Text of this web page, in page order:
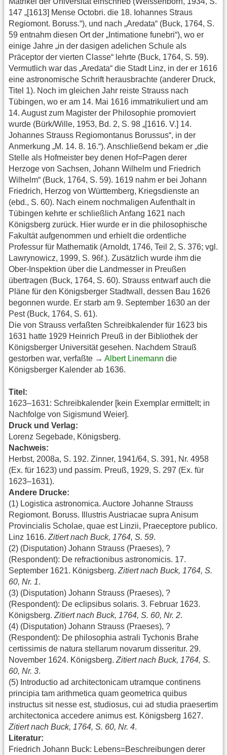
147 „[1613] Mense Octobri. die 18. Iohannes Straus
Regiomont. Boruss.“), und nach „Aredata“ (Buck, 1764, S.
59 entnahm diesen Ort der „Intimatione funebri“), wo er
einige Jahre „in der dasigen adelichen Schule als
Präceptor der vierten Classe“ lehrte (Buck, 1764, S. 59).
Vermutlich war das „Aredata“ die Stadt Linz, in der er 1616
eine astronomische Schrift herausbrachte (anderer Druck,
Titel 1). Noch im gleichen Jahr reiste Strauss nach
Tübingen, wo er am 14. Mai 1616 immatrikuliert und am
14. August zum Magister der Philosophie promoviert
wurde (Bürk/Wille, 1953, Bd. 2, S. 98 „[1616. V.] 14.
Johannes Strauss Regiomontanus Borussus“, in der
Anmerkung „M. 14. 8. 16.“). Anschließend bekam er „die
Stelle als Hofmeister bey denen Hof=Pagen derer
Herzoge von Sachsen, Johann Wilhelm und Friedrich
Wilhelm“ (Buck, 1764, S. 59). 1619 nahm er bei Johann
Friedrich, Herzog von Württemberg, Kriegsdienste an
(ebd., S. 60). Nach einem nochmaligen Aufenthalt in
Tübingen kehrte er schließlich Anfang 1621 nach
Königsberg zurück. Hier wurde er in die philosophische
Fakultät aufgenommen und erhielt die ordentliche
Professur für Mathematik (Arnoldt, 1746, Teil 2, S. 376; vgl.
Lawrynowicz, 1999, S. 96f.). Zusätzlich wurde ihm die
Ober-Inspektion über die Landmesser in Preußen
übertragen (Buck, 1764, S. 60). Strauss entwarf auch die
Pläne für den Königsberger Stadtwall, dessen Bau 1626
begonnen wurde. Er starb am 9. September 1630 an der
Pest (Buck, 1764, S. 61).
Die von Strauss verfaßten Schreibkalender für 1623 bis
1631 hatte 1929 Heinrich Preuß in der Bibliothek der
Königsberger Universität gesehen. Nachdem Strauß
gestorben war, verfaßte → Albert Linemann die
Königsberger Kalender ab 1636.
Titel:
1623–1631: Schreibkalender [kein Exemplar ermittelt; in
Nachfolge von Sigismund Weier].
Druck und Verlag:
Lorenz Segebade, Königsberg.
Nachweis:
Herbst, 2008a, S. 192. Zinner, 1941/64, S. 391, Nr. 4958
(Ex. für 1623) und passim. Preuß, 1929, S. 297 (Ex. für
1623–1631).
Andere Drucke:
(1) Logistica astronomica. Auctore Johanne Strauss
Regiomont. Boruss. Illustris Austriacae supra Anisum
Provincialis Scholae, quae est Linzii, Praeceptore publico.
Linz 1616. Zitiert nach Buck, 1764, S. 59.
(2) (Disputation) Johann Strauss (Praeses), ?
(Respondent): De refractionibus astronomicis. 17.
September 1621. Königsberg. Zitiert nach Buck, 1764, S.
60, Nr. 1.
(3) (Disputation) Johann Strauss (Praeses), ?
(Respondent): De eclipsibus solaris. 3. Februar 1623.
Königsberg. Zitiert nach Buck, 1764, S. 60, Nr. 2.
(4) (Disputation) Johann Strauss (Praeses), ?
(Respondent): De philosophia astrali Tychonis Brahe
certissimis de natura stellarum novarum disseritur. 29.
November 1624. Königsberg. Zitiert nach Buck, 1764, S.
60, Nr. 3.
(5) Introductio ad architectonicam utramque continens
principia tam arithmetica quam geometrica quibus
instructus sit nesse est, studiosus, cui ad studia praesertim
architectonica accedere animus est. Königsberg 1627.
Zitiert nach Buck, 1764, S. 60, Nr. 4.
Literatur:
Friedrich Johann Buck: Lebens=Beschreibungen derer